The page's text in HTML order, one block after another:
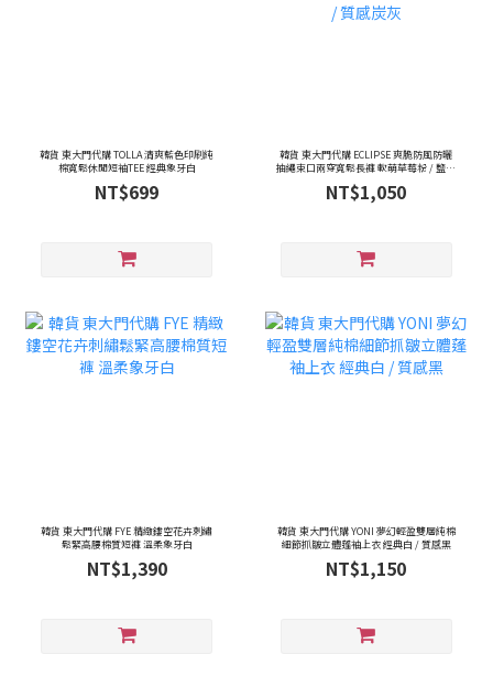
韓貨 東大門代購 TOLLA 清爽藍色印刷純
棉寬鬆休閒短袖TEE 經典象牙白
NT$699
韓貨 東大門代購 ECLIPSE 爽脆防風防曬
抽繩束口兩穿寬鬆長褲 軟萌草莓粉 / 鹽系
淺灰 / 質感炭灰
NT$1,050
韓貨 東大門代購 FYE 精緻鏤空花卉刺繡
鬆緊高腰棉質短褲 溫柔象牙白
NT$1,390
韓貨 東大門代購 YONI 夢幻輕盈雙層純棉
細節抓皺立體蓬袖上衣 經典白 / 質感黑
NT$1,150